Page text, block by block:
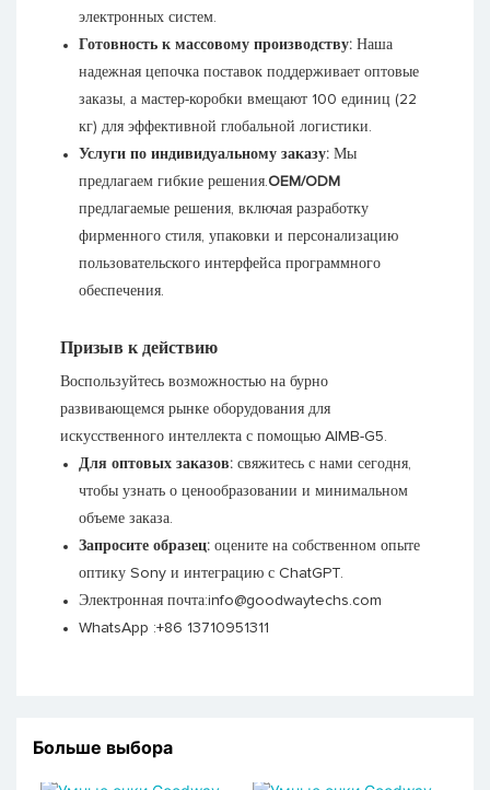
электронных систем.
Готовность к массовому производству:Наша
надежная цепочка поставок поддерживает оптовые
заказы, а мастер-коробки вмещают 100 единиц (22
кг) для эффективной глобальной логистики.
Услуги по индивидуальному заказу:Мы
предлагаем гибкие решения.OEM/ODM
предлагаемые решения, включая разработку
фирменного стиля, упаковки и персонализацию
пользовательского интерфейса программного
обеспечения.
Призыв к действию
Воспользуйтесь возможностью на бурно
развивающемся рынке оборудования для
искусственного интеллекта с помощью AIMB-G5.
Для оптовых заказов:свяжитесь с нами сегодня,
чтобы узнать о ценообразовании и минимальном
объеме заказа.
Запросите образец:оцените на собственном опыте
оптику Sony и интеграцию с ChatGPT.
Электронная почта:info@goodwaytechs.com
WhatsApp :+86 13710951311
Больше выбора